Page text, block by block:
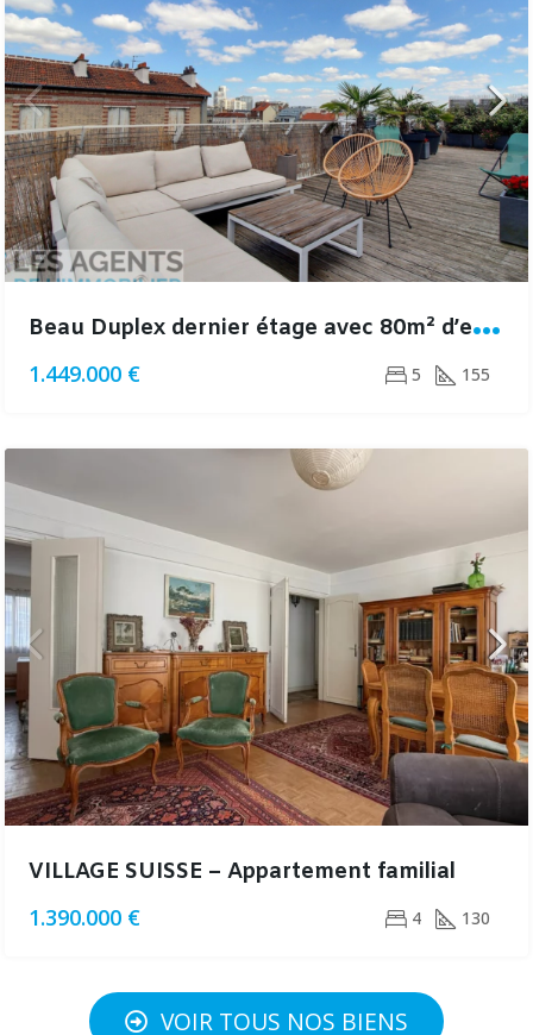
B
eau Duplex dernier étage avec 80m² d’espaces extérieurs
1.449.000 € 5 155
VILLAGE SUISSE – Appartement familial
1.390.000 €
4 130
VOIR TOUS NOS BIENS